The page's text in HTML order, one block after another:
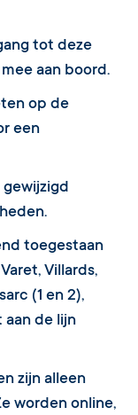
tot deze
aan boord.
op de
een
toegestaan
Villards,
(1 en 2),
aan de lijn
zijn alleen
worden online,